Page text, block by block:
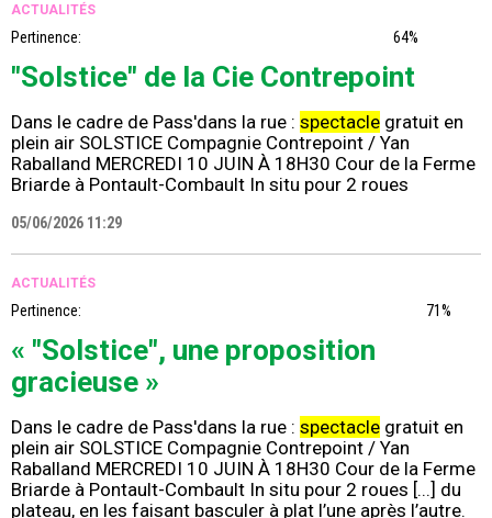
ACTUALITÉS
Pertinence: 64%
"Solstice" de la Cie Contrepoint
Dans le cadre de Pass'dans la rue : spectacle gratuit en
plein air SOLSTICE Compagnie Contrepoint / Yan
Raballand MERCREDI 10 JUIN À 18H30 Cour de la Ferme
Briarde à Pontault-Combault In situ pour 2 roues
05/06/2026 11:29
ACTUALITÉS
Pertinence: 71%
« "Solstice", une proposition
gracieuse »
Dans le cadre de Pass'dans la rue : spectacle gratuit en
plein air SOLSTICE Compagnie Contrepoint / Yan
Raballand MERCREDI 10 JUIN À 18H30 Cour de la Ferme
Briarde à Pontault-Combault In situ pour 2 roues [...] du
plateau, en les faisant basculer à plat l’une après l’autre.